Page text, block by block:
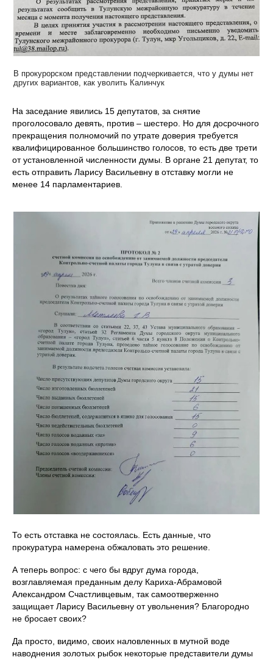
В прокурорском представлении подчеркивается, что у думы нет
других вариантов, как уволить Калинчук
На заседание явились 15 депутатов, за снятие
проголосовало девять, против – шестеро. Но для досрочного
прекращения полномочий по утрате доверия требуется
квалифицированное большинство голосов, то есть две трети
от установленной численности думы. В органе 21 депутат, то
есть отправить Ларису Васильевну в отставку могли не
менее 14 парламентариев.
То есть отставка не состоялась. Есть данные, что
прокуратура намерена обжаловать это решение.
А теперь вопрос: с чего бы вдруг дума города,
возглавляемая преданным делу Кариха-Абрамовой
Александром Счастливцевым, так самоотверженно
защищает Ларису Васильевну от увольнения? Благородно
не бросает своих?
Да просто, видимо, своих наловленных в мутной воде
наводнения золотых рыбок некоторые представители думы